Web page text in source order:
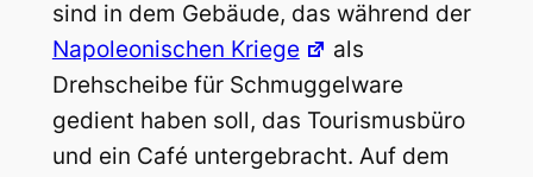
sind in dem Gebäude, das während der
Napoleonischen Kriege
als
Drehscheibe für Schmuggelware
gedient haben soll, das Tourismusbüro
und ein Café untergebracht. Auf dem